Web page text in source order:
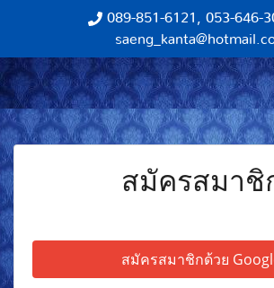
089-851-6121
053-646-
สมัครสมาชิ
สมัครสมาชิกด้วย